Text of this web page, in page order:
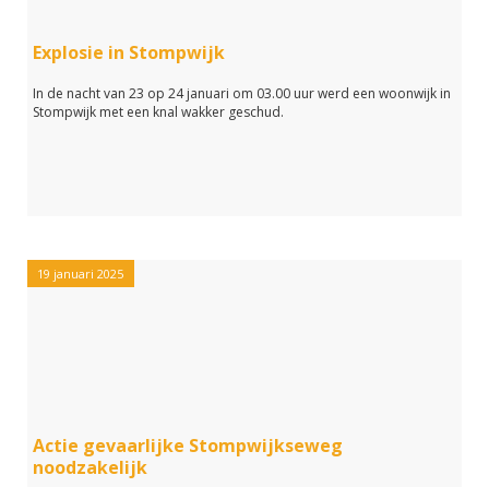
Explosie in Stompwijk
In de nacht van 23 op 24 januari om 03.00 uur werd een woonwijk in
Stompwijk met een knal wakker geschud.
19 januari 2025
Actie gevaarlijke Stompwijkseweg
noodzakelijk